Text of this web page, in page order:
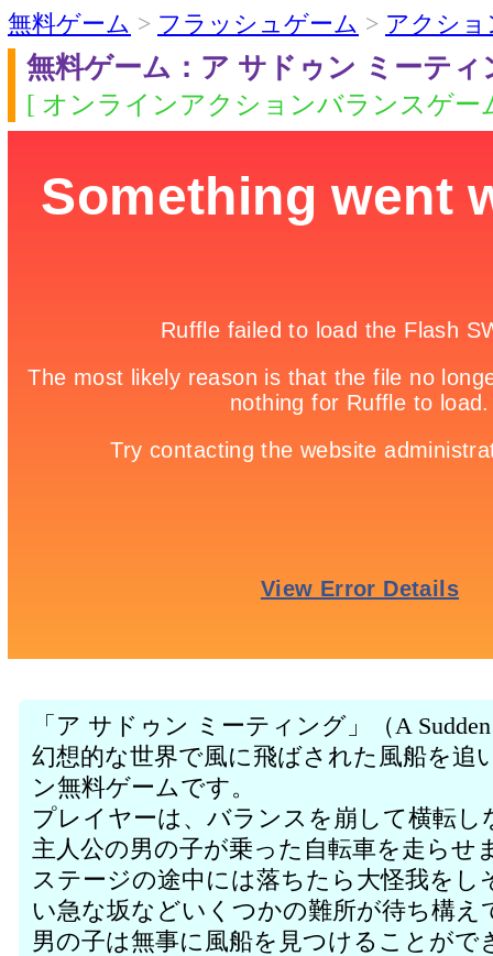
無料ゲーム > フラッシュゲーム > アクショ
無料ゲーム：ア サドゥン ミーティ
[ オンラインアクションバランスゲー
「ア サドゥン ミーティング」（A
幻想的な世界で風に飛ばされた風船を追
ン無料ゲームです。
プレイヤーは、バランスを崩して横転
主人公の男の子が乗った自転車を走らせ
ステージの途中には落ちたら大怪我をし
い急な坂などいくつかの難所が待ち構え
男の子は無事に風船を見つけることが